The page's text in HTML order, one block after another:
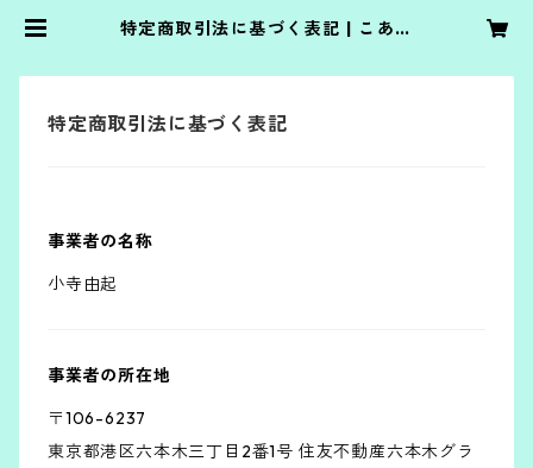
特定商取引法に基づく表記 | こあら
特定商取引法に基づく表記
事業者の名称
小寺由起
事業者の所在地
〒106-6237
東京都港区六本木三丁目2番1号 住友不動産六本木グラ